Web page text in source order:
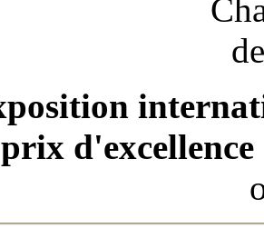
d'excellence